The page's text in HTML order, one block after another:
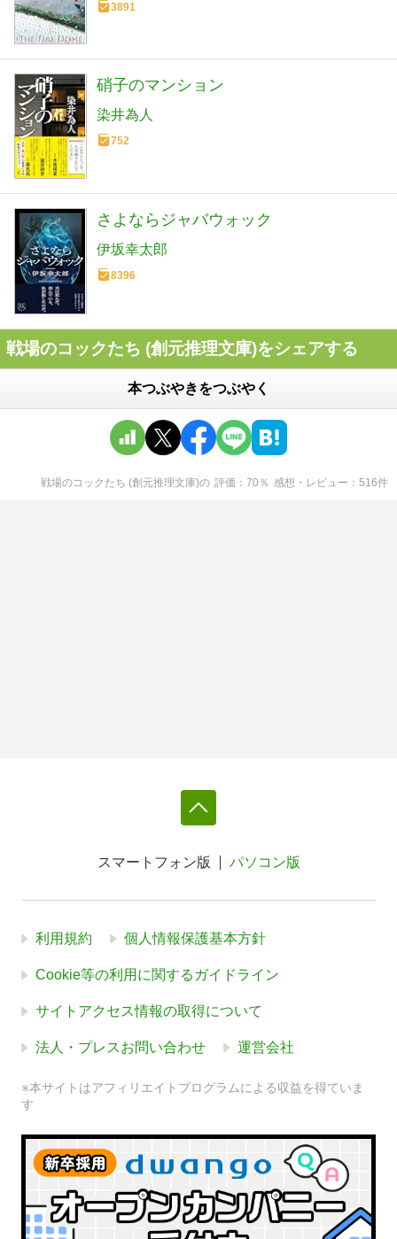
3891
硝子のマンション
染井為人
752
さよならジャバウォック
伊坂幸太郎
8396
戦場のコックたち (創元推理文庫)をシェアする
本つぶやきをつぶやく
戦場のコックたち (創元推理文庫)の 評価 70 ％ 感想・レビュー 516件
スマートフォン版 パソコン版
利用規約 個人情報保護基本方針
Cookie等の利用に関するガイドライン
サイトアクセス情報の取得について
法人・プレスお問い合わせ 運営会社
※本サイトはアフィリエイトプログラムによる収益を得ていま
す